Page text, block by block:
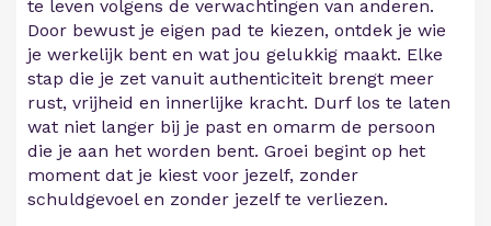
te leven volgens de verwachtingen van anderen.
Door bewust je eigen pad te kiezen, ontdek je wie
je werkelijk bent en wat jou gelukkig maakt. Elke
stap die je zet vanuit authenticiteit brengt meer
rust, vrijheid en innerlijke kracht. Durf los te laten
wat niet langer bij je past en omarm de persoon
die je aan het worden bent. Groei begint op het
moment dat je kiest voor jezelf, zonder
schuldgevoel en zonder jezelf te verliezen.